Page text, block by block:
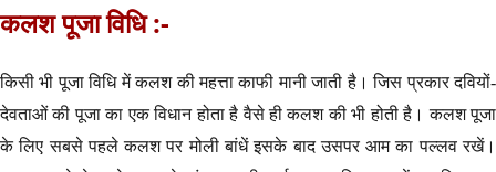
कलश पूजा विधि :-
किसी भी पूजा विधि में कलश की महत्ता काफी मानी जाती है। जिस प्रकार दवियों-
देवताओं की पूजा का एक विधान होता है वैसे ही कलश की भी होती है। कलश पूजा
के लिए सबसे पहले कलश पर मोली बांधें इसके बाद उसपर आम का पल्लव रखें।